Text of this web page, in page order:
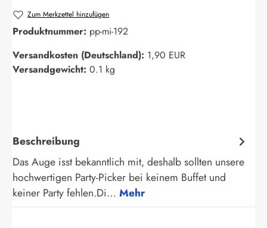
Zum Merkzettel hinzufügen
Produktnummer: pp-mi-192
Versandkosten (Deutschland): 1,90 EUR
Versandgewicht: 0.1 kg
Beschreibung
Das Auge isst bekanntlich mit, deshalb sollten unsere
hochwertigen Party-Picker bei keinem Buffet und
keiner Party fehlen.Di… Mehr